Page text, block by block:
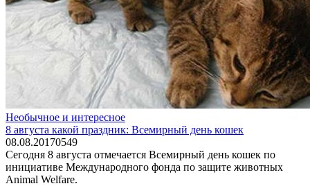
Необычное и интересное
8 августа какой праздник: Всемирный день кошек
08.08.20170549
Сегодня 8 августа отмечается Всемирный день кошек по
инициативе Международного фонда по защите животных
Animal Welfare.